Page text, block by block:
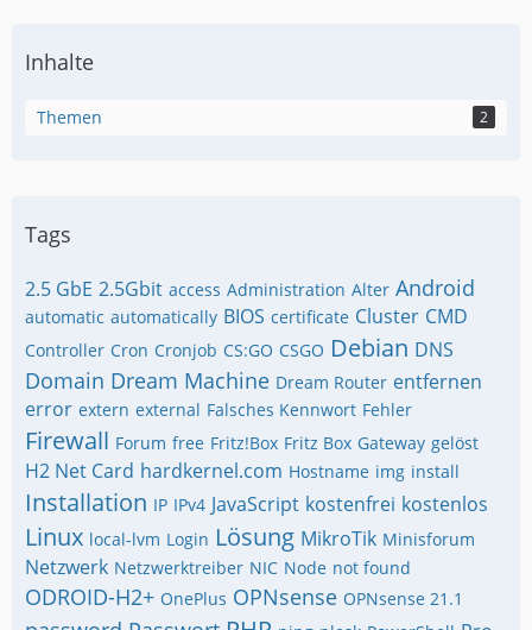
Inhalte
Themen 2
Tags
2.5 GbE 2.5Gbit access Administration Alter Android
automatic automatically BIOS certificate Cluster CMD
Controller Cron Cronjob CS:GO CSGO Debian DNS
Domain Dream Machine Dream Router entfernen
error extern external Falsches Kennwort Fehler
Firewall Forum free Fritz!Box Fritz Box Gateway gelöst
H2 Net Card hardkernel.com Hostname img install
Installation IP IPv4 JavaScript kostenfrei kostenlos
Linux local-lvm Login Lösung MikroTik Minisforum
Netzwerk Netzwerktreiber NIC Node not found
ODROID-H2+ OnePlus OPNsense OPNsense 21.1